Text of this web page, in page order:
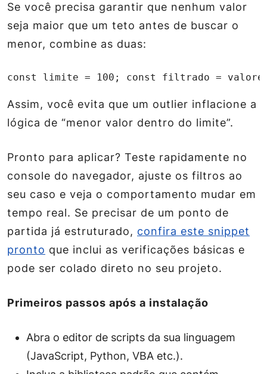
Se você precisa garantir que nenhum valor
seja maior que um teto antes de buscar o
menor, combine as duas:
const limite = 100; const filtrado =
Assim, você evita que um outlier inflacione a
lógica de “menor valor dentro do limite”.
Pronto para aplicar? Teste rapidamente no
console do navegador, ajuste os filtros ao
seu caso e veja o comportamento mudar em
tempo real. Se precisar de um ponto de
partida já estruturado, confira este snippet
pronto que inclui as verificações básicas e
pode ser colado direto no seu projeto.
Primeiros passos após a instalação
Abra o editor de scripts da sua linguagem
(JavaScript, Python, VBA etc.).